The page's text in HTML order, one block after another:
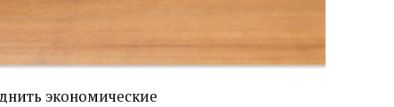
экономические